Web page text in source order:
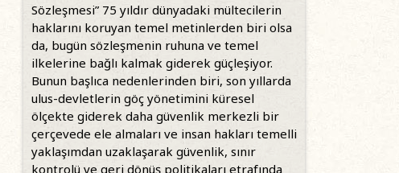
Sözleşmesi” 75 yıldır dünyadaki mültecilerin
haklarını koruyan temel metinlerden biri olsa
da, bugün sözleşmenin ruhuna ve temel
ilkelerine bağlı kalmak giderek güçleşiyor.
Bunun başlıca nedenlerinden biri, son yıllarda
ulus-devletlerin göç yönetimini küresel
ölçekte giderek daha güvenlik merkezli bir
çerçevede ele almaları ve insan hakları temelli
yaklaşımdan uzaklaşarak güvenlik, sınır
kontrolü ve geri dönüş politikaları etrafında